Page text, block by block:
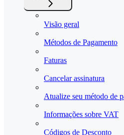
Visão geral
Métodos de Pagamento
Faturas
Cancelar assinatura
Atualize seu método de
Informações sobre VAT
Códigos de Desconto